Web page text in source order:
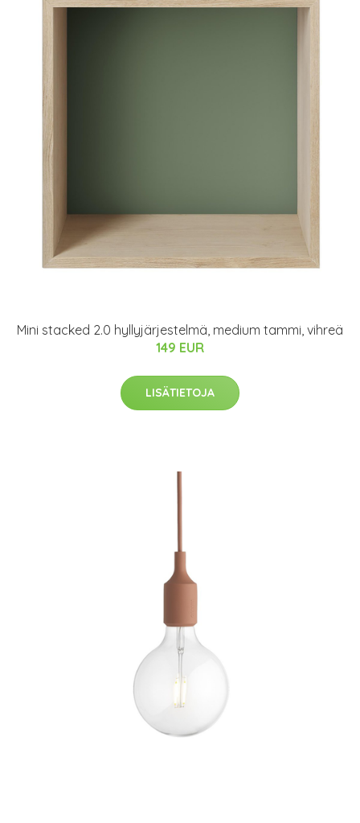
Mini stacked 2.0 hyllyjärjestelmä, medium tammi, vihreä
149 EUR
LISÄTIETOJA